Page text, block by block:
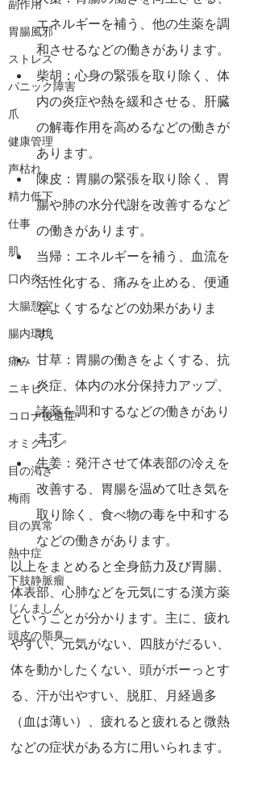
副作用
胃腸風邪
ストレス
パニック障害
爪
健康管理
声枯れ
精力低下
仕事
肌
口内炎
大腸憩室
腸内環境
痛み
ニキビ
コロナ後遺症
オミクロン
目の渇き
梅雨
目の異常
熱中症
下肢静脈瘤
じんましん
頭皮の脂臭
エネルギーを補う、他の生薬を調
和させるなどの働きがあります。
柴胡：心身の緊張を取り除く、体
内の炎症や熱を緩和させる、肝臓
の解毒作用を高めるなどの働きが
あります。
陳皮：胃腸の緊張を取り除く、胃
腸や肺の水分代謝を改善するなど
の働きがあります。
当帰：エネルギーを補う、血流を
活性化する、痛みを止める、便通
をよくするなどの効果がありま
す。
甘草：胃腸の働きをよくする、抗
炎症、体内の水分保持力アップ、
諸薬を調和するなどの働きがあり
ます。
生姜：発汗させて体表部の冷えを
改善する、胃腸を温めて吐き気を
取り除く、食べ物の毒を中和する
などの働きがあります。
以上をまとめると全身筋力及び胃腸、
体表部、心肺などを元気にする漢方薬
ということが分かります。主に、疲れ
やすい、元気がない、四肢がだるい、
体を動かしたくない、頭がボーっとす
る、汗が出やすい、脱肛、月経過多
（血は薄い）、疲れると疲れると微熱
などの症状がある方に用いられます。